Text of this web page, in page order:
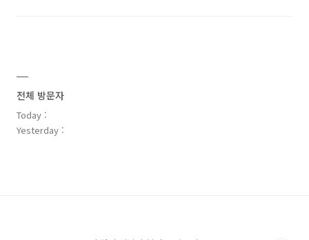
전체 방문자
Today :
Yesterday :